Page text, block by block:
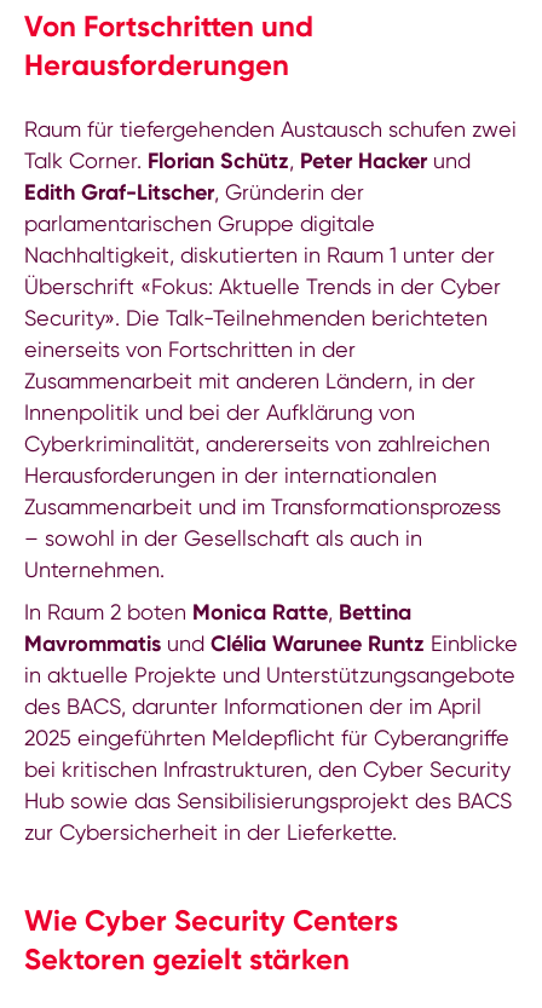
Von Fortschritten und
Herausforderungen
Raum für tiefergehenden Austausch schufen zwei
Talk Corner. Florian Schütz, Peter Hackerund
Edith Graf-Litscher, Gründerin der
parlamentarischen Gruppe digitale
Nachhaltigkeit, diskutierten in Raum 1 unter der
Überschrift «Fokus: Aktuelle Trends in der Cyber
Security». Die Talk-Teilnehmenden berichteten
einerseits von Fortschritten in der
Zusammenarbeit mit anderen Ländern, in der
Innenpolitik und bei der Aufklärung von
Cyberkriminalität, andererseits von zahlreichen
Herausforderungen in der internationalen
Zusammenarbeit und im Transformationsprozess
– sowohl in der Gesellschaft als auch in
Unternehmen.
In Raum 2 boten Monica Ratte, Bettina
Mavrommatis und Clélia Warunee Runtz Einblicke
in aktuelle Projekte und Unterstützungsangebote
des BACS, darunter Informationen der im April
2025 eingeführten Meldepflicht für Cyberangriffe
bei kritischen Infrastrukturen, den Cyber Security
Hub sowie das Sensibilisierungsprojekt des BACS
zur Cybersicherheit in der Lieferkette.
Wie Cyber Security Centers
Sektoren gezielt stärken